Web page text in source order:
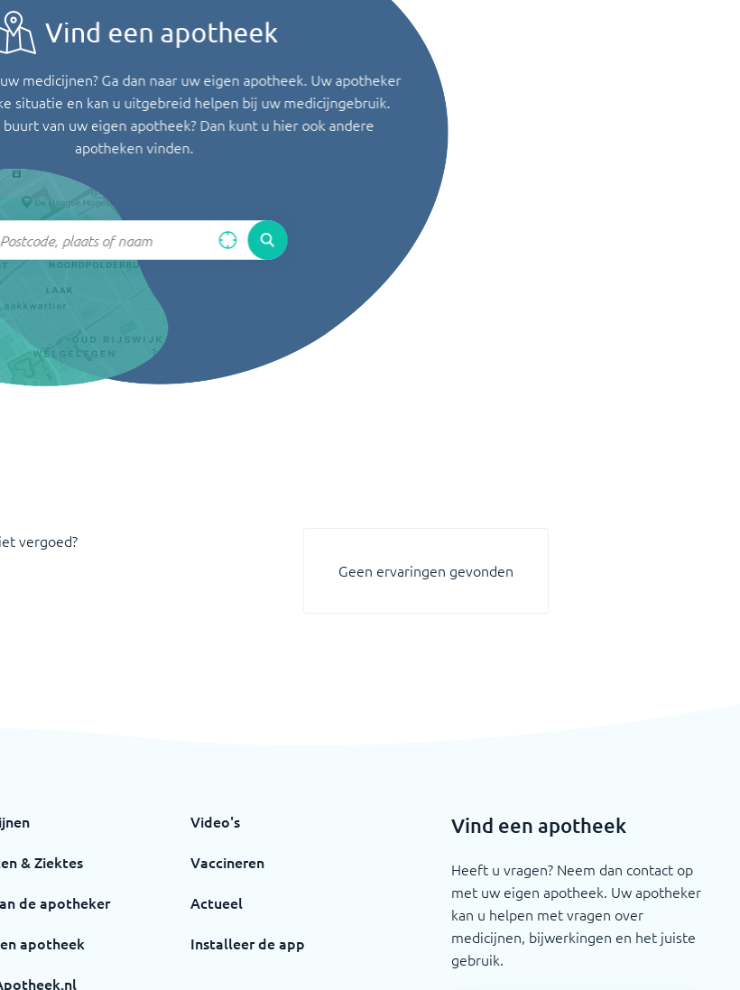
Vind een apotheek
medicijnen? Ga dan naar uw eigen apotheek. Uw apotheker
situatie en kan u uitgebreid helpen bij uw medicijngebruik.
van uw eigen apotheek? Dan kunt u hier ook andere
apotheken vinden.
vergoed?
Geen ervaringen gevonden
& Ziektes
de apotheker
apotheek
Video's
Vaccineren
Actueel
Installeer de app
Vind een apotheek
Heeft u vragen? Neem dan contact op
met uw eigen apotheek. Uw apotheker
kan u helpen met vragen over
medicijnen, bijwerkingen en het juiste
gebruik.